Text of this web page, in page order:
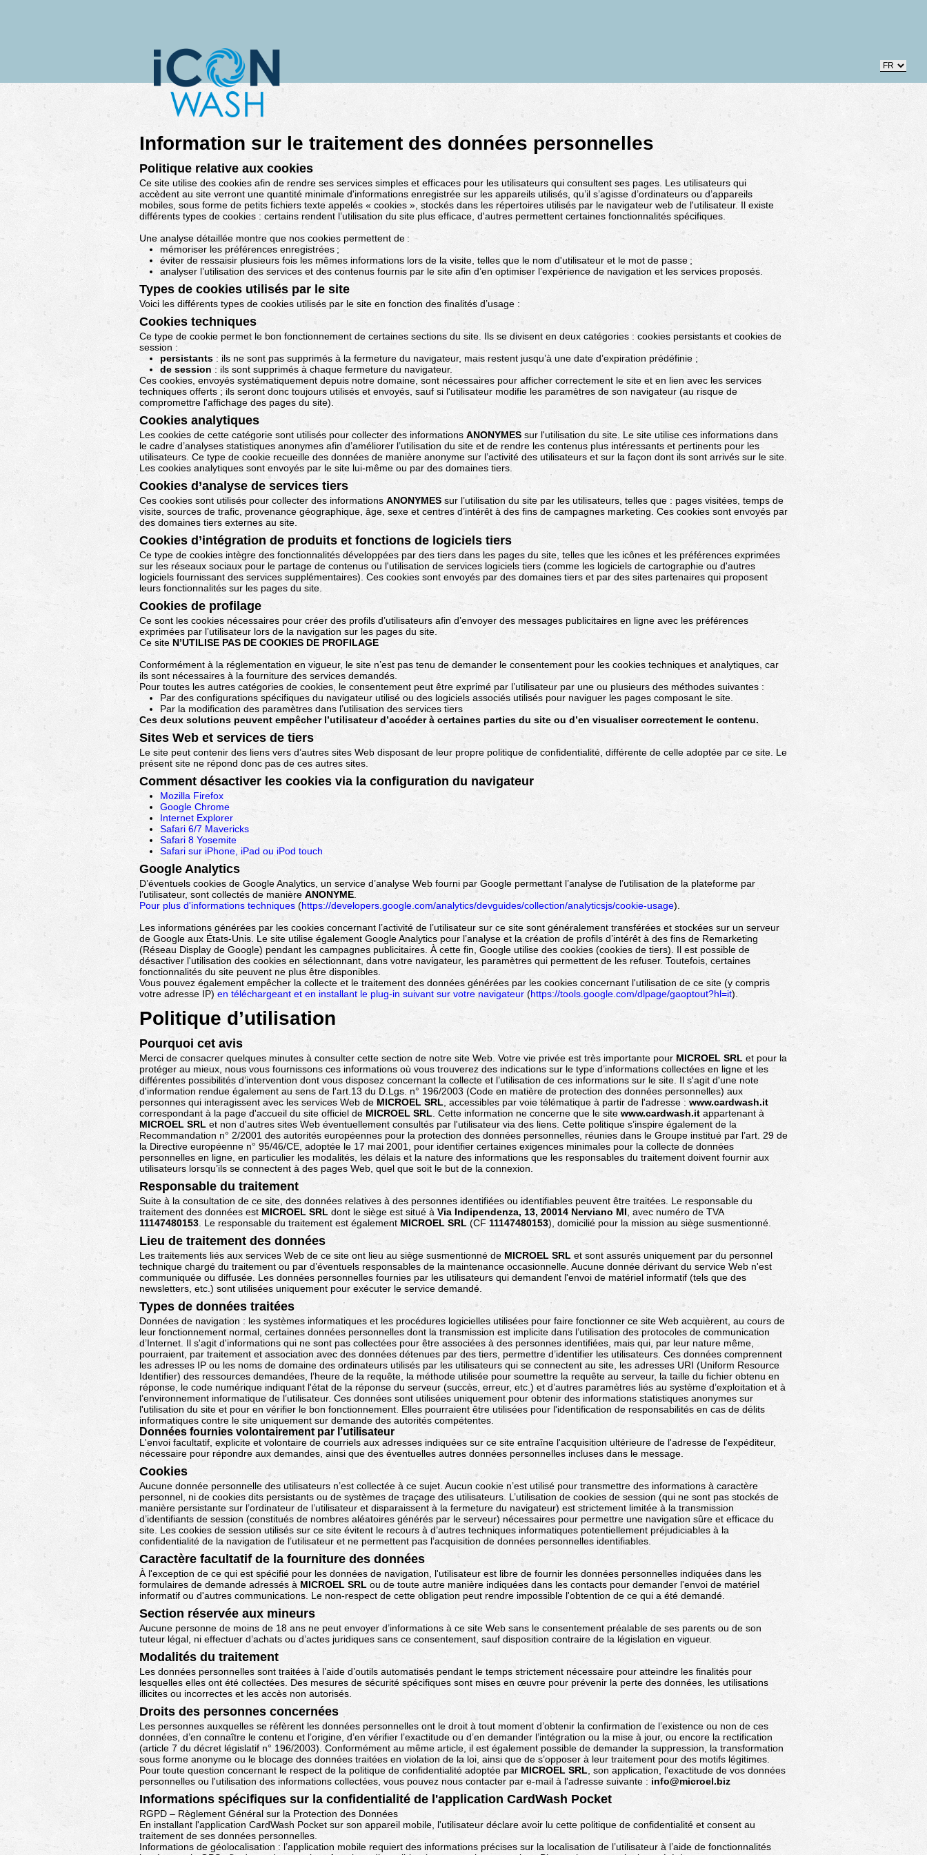
Information sur le traitement des données personnelles
Politique relative aux cookies
Ce site utilise des cookies afin de rendre ses services simples et efficaces pour les utilisateurs qui consultent ses pages. Les utilisateurs qui
accèdent au site verront une quantité minimale d'informations enregistrée sur les appareils utilisés, qu’il s’agisse d’ordinateurs ou d’appareils
mobiles, sous forme de petits fichiers texte appelés « cookies », stockés dans les répertoires utilisés par le navigateur web de l'utilisateur. Il existe
différents types de cookies : certains rendent l’utilisation du site plus efficace, d'autres permettent certaines fonctionnalités spécifiques.
Une analyse détaillée montre que nos cookies permettent de :
mémoriser les préférences enregistrées ;
éviter de ressaisir plusieurs fois les mêmes informations lors de la visite, telles que le nom d'utilisateur et le mot de passe ;
analyser l’utilisation des services et des contenus fournis par le site afin d’en optimiser l’expérience de navigation et les services proposés.
Types de cookies utilisés par le site
Voici les différents types de cookies utilisés par le site en fonction des finalités d’usage :
Cookies techniques
Ce type de cookie permet le bon fonctionnement de certaines sections du site. Ils se divisent en deux catégories : cookies persistants et cookies de
session :
persistants : ils ne sont pas supprimés à la fermeture du navigateur, mais restent jusqu’à une date d’expiration prédéfinie ;
de session : ils sont supprimés à chaque fermeture du navigateur.
Ces cookies, envoyés systématiquement depuis notre domaine, sont nécessaires pour afficher correctement le site et en lien avec les services
techniques offerts ; ils seront donc toujours utilisés et envoyés, sauf si l'utilisateur modifie les paramètres de son navigateur (au risque de
compromettre l'affichage des pages du site).
Cookies analytiques
Les cookies de cette catégorie sont utilisés pour collecter des informations ANONYMES sur l'utilisation du site. Le site utilise ces informations dans
le cadre d’analyses statistiques anonymes afin d’améliorer l’utilisation du site et de rendre les contenus plus intéressants et pertinents pour les
utilisateurs. Ce type de cookie recueille des données de manière anonyme sur l’activité des utilisateurs et sur la façon dont ils sont arrivés sur le site.
Les cookies analytiques sont envoyés par le site lui-même ou par des domaines tiers.
Cookies d’analyse de services tiers
Ces cookies sont utilisés pour collecter des informations ANONYMES sur l’utilisation du site par les utilisateurs, telles que : pages visitées, temps de
visite, sources de trafic, provenance géographique, âge, sexe et centres d’intérêt à des fins de campagnes marketing. Ces cookies sont envoyés par
des domaines tiers externes au site.
Cookies d’intégration de produits et fonctions de logiciels tiers
Ce type de cookies intègre des fonctionnalités développées par des tiers dans les pages du site, telles que les icônes et les préférences exprimées
sur les réseaux sociaux pour le partage de contenus ou l'utilisation de services logiciels tiers (comme les logiciels de cartographie ou d'autres
logiciels fournissant des services supplémentaires). Ces cookies sont envoyés par des domaines tiers et par des sites partenaires qui proposent
leurs fonctionnalités sur les pages du site.
Cookies de profilage
Ce sont les cookies nécessaires pour créer des profils d’utilisateurs afin d’envoyer des messages publicitaires en ligne avec les préférences
exprimées par l’utilisateur lors de la navigation sur les pages du site.
Ce site N’UTILISE PAS DE COOKIES DE PROFILAGE
Conformément à la réglementation en vigueur, le site n’est pas tenu de demander le consentement pour les cookies techniques et analytiques, car
ils sont nécessaires à la fourniture des services demandés.
Pour toutes les autres catégories de cookies, le consentement peut être exprimé par l’utilisateur par une ou plusieurs des méthodes suivantes :
Par des configurations spécifiques du navigateur utilisé ou des logiciels associés utilisés pour naviguer les pages composant le site.
Par la modification des paramètres dans l’utilisation des services tiers
Ces deux solutions peuvent empêcher l’utilisateur d’accéder à certaines parties du site ou d’en visualiser correctement le contenu.
Sites Web et services de tiers
Le site peut contenir des liens vers d’autres sites Web disposant de leur propre politique de confidentialité, différente de celle adoptée par ce site. Le
présent site ne répond donc pas de ces autres sites.
Comment désactiver les cookies via la configuration du navigateur
Mozilla Firefox
Google Chrome
Internet Explorer
Safari 6/7 Mavericks
Safari 8 Yosemite
Safari sur iPhone, iPad ou iPod touch
Google Analytics
D’éventuels cookies de Google Analytics, un service d’analyse Web fourni par Google permettant l’analyse de l’utilisation de la plateforme par
l’utilisateur, sont collectés de manière ANONYME
Pour plus d'informations techniques (https://developers.google.com/analytics/devguides/collection/analyticsjs/cookie-usage).
Les informations générées par les cookies concernant l’activité de l’utilisateur sur ce site sont généralement transférées et stockées sur un serveur
de Google aux États-Unis. Le site utilise également Google Analytics pour l’analyse et la création de profils d’intérêt à des fins de Remarketing
(Réseau Display de Google) pendant les campagnes publicitaires. À cette fin, Google utilise des cookies (cookies de tiers). Il est possible de
désactiver l'utilisation des cookies en sélectionnant, dans votre navigateur, les paramètres qui permettent de les refuser. Toutefois, certaines
fonctionnalités du site peuvent ne plus être disponibles.
Vous pouvez également empêcher la collecte et le traitement des données générées par les cookies concernant l'utilisation de ce site (y compris
votre adresse IP) en téléchargeant et en installant le plug-in suivant sur votre navigateur (https://tools.google.com/dlpage/gaoptout?hl=it).
Politique d’utilisation
Pourquoi cet avis
Merci de consacrer quelques minutes à consulter cette section de notre site Web. Votre vie privée est très importante pour MICROEL SRL et pour la
protéger au mieux, nous vous fournissons ces informations où vous trouverez des indications sur le type d’informations collectées en ligne et les
différentes possibilités d’intervention dont vous disposez concernant la collecte et l’utilisation de ces informations sur le site. Il s'agit d'une note
d'information rendue également au sens de l'art.13 du D.Lgs. n° 196/2003 (Code en matière de protection des données personnelles) aux
personnes qui interagissent avec les services Web de MICROEL SRL, accessibles par voie télématique à partir de l'adresse :www.cardwash.it
correspondant à la page d'accueil du site officiel de MICROEL SRL . Cette information ne concerne que le sitewww.cardwash.it appartenant à
MICROEL SRL et non d'autres sites Web éventuellement consultés par l'utilisateur via des liens. Cette politique s’inspire également de la
Recommandation n° 2/2001 des autorités européennes pour la protection des données personnelles, réunies dans le Groupe institué par l’art. 29 de
la Directive européenne n° 95/46/CE, adoptée le 17 mai 2001, pour identifier certaines exigences minimales pour la collecte de données
personnelles en ligne, en particulier les modalités, les délais et la nature des informations que les responsables du traitement doivent fournir aux
utilisateurs lorsqu’ils se connectent à des pages Web, quel que soit le but de la connexion.
Responsable du traitement
Suite à la consultation de ce site, des données relatives à des personnes identifiées ou identifiables peuvent être traitées. Le responsable du
traitement des données est MICROEL SRL dont le siège est situé à Via Indipendenza, 13, 20014 Nerviano MI , avec numéro de TVA
11147480153 . Le responsable du traitement est également MICROEL SRL(CF11147480153), domicilié pour la mission au siège susmentionné.
Lieu de traitement des données
Les traitements liés aux services Web de ce site ont lieu au siège susmentionné de MICROEL SRL et sont assurés uniquement par du personnel
technique chargé du traitement ou par d’éventuels responsables de la maintenance occasionnelle. Aucune donnée dérivant du service Web n'est
communiquée ou diffusée. Les données personnelles fournies par les utilisateurs qui demandent l'envoi de matériel informatif (tels que des
newsletters, etc.) sont utilisées uniquement pour exécuter le service demandé.
Types de données traitées
Données de navigation : les systèmes informatiques et les procédures logicielles utilisées pour faire fonctionner ce site Web acquièrent, au cours de
leur fonctionnement normal, certaines données personnelles dont la transmission est implicite dans l’utilisation des protocoles de communication
d’Internet. Il s'agit d'informations qui ne sont pas collectées pour être associées à des personnes identifiées, mais qui, par leur nature même,
pourraient, par traitement et association avec des données détenues par des tiers, permettre d’identifier les utilisateurs. Ces données comprennent
les adresses IP ou les noms de domaine des ordinateurs utilisés par les utilisateurs qui se connectent au site, les adresses URI (Uniform Resource
Identifier) des ressources demandées, l’heure de la requête, la méthode utilisée pour soumettre la requête au serveur, la taille du fichier obtenu en
réponse, le code numérique indiquant l'état de la réponse du serveur (succès, erreur, etc.) et d’autres paramètres liés au système d’exploitation et à
l’environnement informatique de l’utilisateur. Ces données sont utilisées uniquement pour obtenir des informations statistiques anonymes sur
l'utilisation du site et pour en vérifier le bon fonctionnement. Elles pourraient être utilisées pour l'identification de responsabilités en cas de délits
informatiques contre le site uniquement sur demande des autorités compétentes.
Données fournies volontairement par l’utilisateur
L'envoi facultatif, explicite et volontaire de courriels aux adresses indiquées sur ce site entraîne l'acquisition ultérieure de l'adresse de l'expéditeur,
nécessaire pour répondre aux demandes, ainsi que des éventuelles autres données personnelles incluses dans le message.
Cookies
Aucune donnée personnelle des utilisateurs n’est collectée à ce sujet. Aucun cookie n’est utilisé pour transmettre des informations à caractère
personnel, ni de cookies dits persistants ou de systèmes de traçage des utilisateurs. L’utilisation de cookies de session (qui ne sont pas stockés de
manière persistante sur l’ordinateur de l’utilisateur et disparaissent à la fermeture du navigateur) est strictement limitée à la transmission
d’identifiants de session (constitués de nombres aléatoires générés par le serveur) nécessaires pour permettre une navigation sûre et efficace du
site. Les cookies de session utilisés sur ce site évitent le recours à d’autres techniques informatiques potentiellement préjudiciables à la
confidentialité de la navigation de l’utilisateur et ne permettent pas l’acquisition de données personnelles identifiables.
Caractère facultatif de la fourniture des données
À l'exception de ce qui est spécifié pour les données de navigation, l'utilisateur est libre de fournir les données personnelles indiquées dans les
formulaires de demande adressés à MICROEL SRL ou de toute autre manière indiquées dans les contacts pour demander l'envoi de matériel
informatif ou d'autres communications. Le non-respect de cette obligation peut rendre impossible l'obtention de ce qui a été demandé.
Section réservée aux mineurs
Aucune personne de moins de 18 ans ne peut envoyer d’informations à ce site Web sans le consentement préalable de ses parents ou de son
tuteur légal, ni effectuer d’achats ou d’actes juridiques sans ce consentement, sauf disposition contraire de la législation en vigueur.
Modalités du traitement
Les données personnelles sont traitées à l’aide d’outils automatisés pendant le temps strictement nécessaire pour atteindre les finalités pour
lesquelles elles ont été collectées. Des mesures de sécurité spécifiques sont mises en œuvre pour prévenir la perte des données, les utilisations
illicites ou incorrectes et les accès non autorisés.
Droits des personnes concernées
Les personnes auxquelles se réfèrent les données personnelles ont le droit à tout moment d’obtenir la confirmation de l’existence ou non de ces
données, d’en connaître le contenu et l’origine, d’en vérifier l’exactitude ou d’en demander l’intégration ou la mise à jour, ou encore la rectification
(article 7 du décret législatif n° 196/2003). Conformément au même article, il est également possible de demander la suppression, la transformation
sous forme anonyme ou le blocage des données traitées en violation de la loi, ainsi que de s’opposer à leur traitement pour des motifs légitimes.
Pour toute question concernant le respect de la politique de confidentialité adoptée par MICROEL SRL , son application, l'exactitude de vos données
personnelles ou l'utilisation des informations collectées, vous pouvez nous contacter par e-mail à l'adresse suivante : info@microel.biz
Informations spécifiques sur la confidentialité de l'application CardWash Pocket
RGPD – Règlement Général sur la Protection des Données
En installant l'application CardWash Pocket sur son appareil mobile, l'utilisateur déclare avoir lu cette politique de confidentialité et consent au
traitement de ses données personnelles.
Informations de géolocalisation : l’application mobile requiert des informations précises sur la localisation de l’utilisateur à l’aide de fonctionnalités